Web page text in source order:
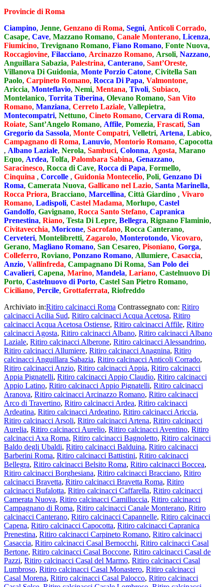
Provincie di Roma
Ciampino, Jenne, Genzano di Roma, Segni, Anticoli Corrado,
Casape, Cave, Mazzano Romano, Canale Monterano, Licenza,
Fiumicino, Trevignano Romano, Fiano Romano, Fonte Nuova,
Roccagiovine, Filacciano, Arcinazzo Romano, Arsoli, Nazzano,
Anguillara Sabazia, Palestrina, Canterano, Sant’Oreste,
Villanova Di Guidonia, Monte Porzio Catone, Civitella San
Paolo, Carpineto Romano, Rocca Di Papa, Valmontone,
Ariccia, Monteflavio, Nemi, Mentana, Tivoli, Subiaco,
Montelanico, Torrita Tiberina, Olevano Romano, San Vito
Romano, Manziana, Cerreto Laziale, Vallepietra,
Montecompatri, Nettuno, Cineto Romano, Cervara di Roma,
Roiate, Sant’Angelo Romano, Affile, Pomezia, Frascati, San
Gregorio da Sassola, Monte Compatri, Velletri, Artena, Labico,
Campagnano di Roma, Lanuvio, Montorio Romano, Capocotta
, Albano Laziale, Nerola, Sambuci, Colonna, Agosta, Marano
Equo, Ardea, Tolfa, Palombara Sabina, Genazzano,
Saracinesco, Rocca di Cave, Rocca di Papa, Formello,
Cinquina , Corcolle , Guidonia Montecelio, Poli, Genzano Di
Roma, Camerata Nuova, Gallicano nel Lazio, Santa Marinella,
Rocca Priora, Bracciano, Marcellina, Città Giardino , Vivaro
Romano, Ladispoli, Castel Madama, Morlupo, Castel
Gandolfo, Gavignano, Rocca Santo Stefano, Capranica
Prenestina, Riano, Testa Di Lepre, Bellegra, Rignano Flaminio,
Civitavecchia, Moricone, Sacrofano, Rocca Canterano,
Cerveteri, Montelibretti, Zagarolo, Monterotondo, Vicovaro,
Gerano, Magliano Romano, San Cesareo, Pisoniano, Gorga,
Colleferro, Roviano, Ponzano Romano, Allumiere, Casaccia,
Anzio, Vallinfreda, Campagnano Di Roma, San Polo dei
Cavalieri, Capena, Marino, Mandela, Lariano, Castelnuovo Di
Porto, Castelnuovo di Porto, Castel San Pietro Romano,
Ciciliano, Percile, Grottaferrata, Riofreddo
Archiviato in:Ritiro calcinacci Roma Contrassegnato con: Ritiro
calcinacci Acilia Sud, Ritiro calcinacci Acqua Acetosa, Ritiro
calcinacci Acqua Acetosa Ostiense, Ritiro calcinacci Affile, Ritiro
calcinacci Agosta, Ritiro calcinacci Albano, Ritiro calcinacci Albano
Laziale, Ritiro calcinacci Alberone, Ritiro calcinacci Alessandrino,
Ritiro calcinacci Allumiere, Ritiro calcinacci Anagnina, Ritiro
calcinacci Anguillara Sabazia, Ritiro calcinacci Anticoli Corrado,
Ritiro calcinacci Anzio, Ritiro calcinacci Appia, Ritiro calcinacci
Appia Pignatelli, Ritiro calcinacci Appio Claudio, Ritiro calcinacci
Appio Latino, Ritiro calcinacci Appio Pignatelli, Ritiro calcinacci
Aranova, Ritiro calcinacci Arcinazzo Romano, Ritiro calcinacci
Arco di Travertino, Ritiro calcinacci Ardea, Ritiro calcinacci
Ardeatina, Ritiro calcinacci Ardeatino, Ritiro calcinacci Ariccia,
Ritiro calcinacci Arsoli, Ritiro calcinacci Artena, Ritiro calcinacci
Aurelia, Ritiro calcinacci Aurelio, Ritiro calcinacci Aventino, Ritiro
calcinacci Axa Roma, Ritiro calcinacci Bagnoletto, Ritiro calcinacci
Baldo degli Ubaldi, Ritiro calcinacci Balduina, Ritiro calcinacci
Barberini Roma, Ritiro calcinacci Battistini, Ritiro calcinacci
Bellegra, Ritiro calcinacci Belsito Roma, Ritiro calcinacci Boccea,
Ritiro calcinacci Borghesiana, Ritiro calcinacci Bracciano, Ritiro
calcinacci Bravetta, Ritiro calcinacci Bravetta Roma, Ritiro
calcinacci Bufalotta, Ritiro calcinacci Caffarella, Ritiro calcinacci
Camerata Nuova, Ritiro calcinacci Camilluccia, Ritiro calcinacci
Campagnano di Roma, Ritiro calcinacci Canale Monterano, Ritiro
calcinacci Canterano, Ritiro calcinacci Capannelle, Ritiro calcinacci
Capena, Ritiro calcinacci Capocotta, Ritiro calcinacci Capranica
Prenestina, Ritiro calcinacci Carpineto Romano, Ritiro calcinacci
Casaccia, Ritiro calcinacci Casal Bernocchi, Ritiro calcinacci Casal
Bertone, Ritiro calcinacci Casal Boccone, Ritiro calcinacci Casal de
Pazzi, Ritiro calcinacci Casal del Marmo, Ritiro calcinacci Casal
Lumbroso, Ritiro calcinacci Casal Monastero, Ritiro calcinacci
Casal Morena, Ritiro calcinacci Casal Palocco, Ritiro calcinacci